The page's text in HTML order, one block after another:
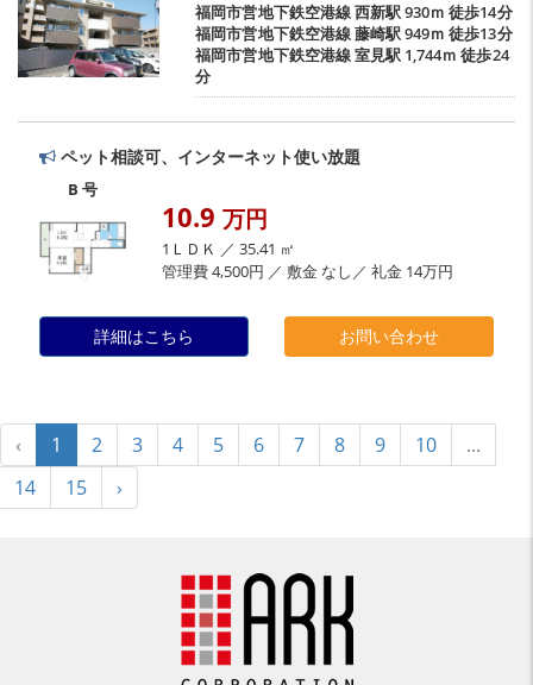
福岡市営地下鉄空港線西新駅930ｍ 徒歩14分
福岡市営地下鉄空港線藤崎駅949ｍ 徒歩13分
福岡市営地下鉄空港線室見駅 1,744ｍ 徒歩24
分
ペット相談可、インターネット使い放題
B 号
10.9 万円
1ＬＤＫ ／ 35.41 ㎡
管理費 4,500円 ／ 敷金 なし／ 礼金 14万円
詳細はこちら お問い合わせ
‹ 1 2 3 4 5 6 7 8 9 10
...
14
15 ›